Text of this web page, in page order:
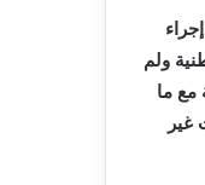
إجراء
ولم
مع ما
غير